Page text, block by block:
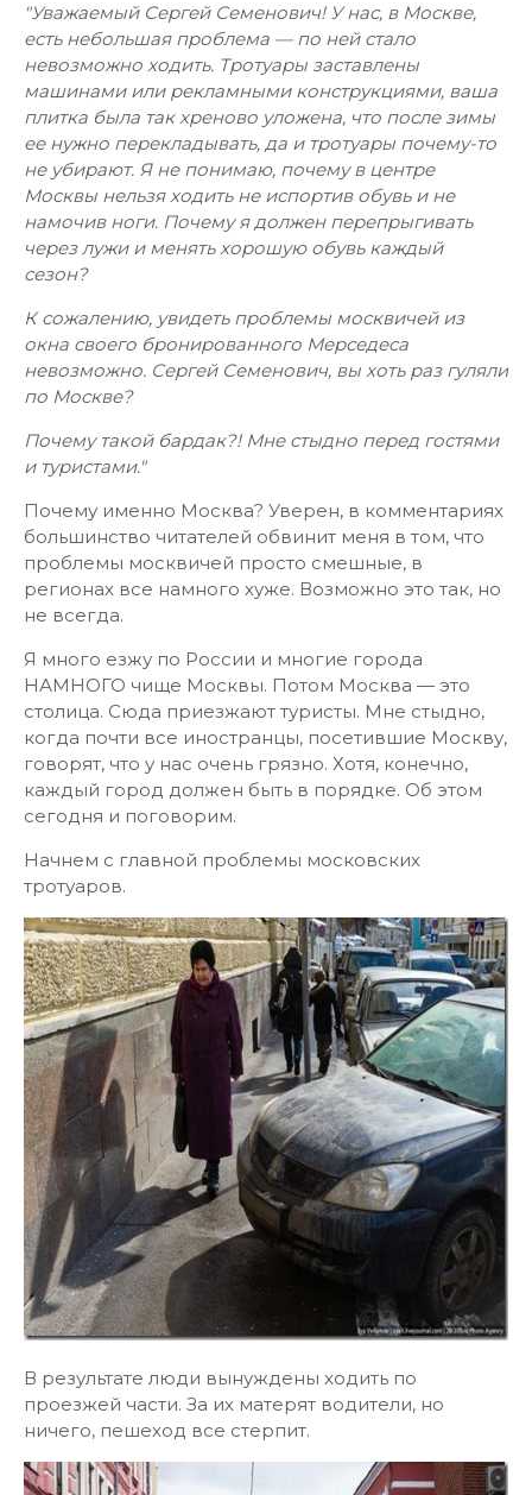
"Уважаемый Сергей Семенович! У нас, в Москве,
есть небольшая проблема — по ней стало
невозможно ходить. Тротуары заставлены
машинами или рекламными конструкциями, ваша
плитка была так хреново уложена, что после зимы
ее нужно перекладывать, да и тротуары почему-то
не убирают. Я не понимаю, почему в центре
Москвы нельзя ходить не испортив обувь и не
намочив ноги. Почему я должен перепрыгивать
через лужи и менять хорошую обувь каждый
сезон?
К сожалению, увидеть проблемы москвичей из
окна своего бронированного Мерседеса
невозможно. Сергей Семенович, вы хоть раз гуляли
по Москве?
Почему такой бардак?! Мне стыдно перед гостями
и туристами."
Почему именно Москва? Уверен, в комментариях
большинство читателей обвинит меня в том, что
проблемы москвичей просто смешные, в
регионах все намного хуже. Возможно это так, но
не всегда.
Я много езжу по России и многие города
НАМНОГО чище Москвы. Потом Москва — это
столица. Сюда приезжают туристы. Мне стыдно,
когда почти все иностранцы, посетившие Москву,
говорят, что у нас очень грязно. Хотя, конечно,
каждый город должен быть в порядке. Об этом
сегодня и поговорим.
Начнем с главной проблемы московских
тротуаров.
В результате люди вынуждены ходить по
проезжей части. За их матерят водители, но
ничего, пешеход все стерпит.